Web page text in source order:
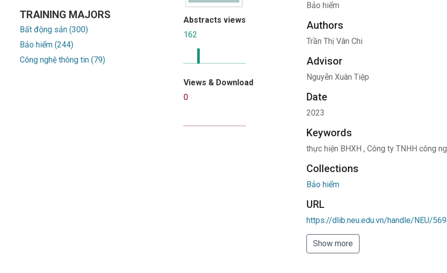
TRAINING MAJORS
Bất động sản (300)
Bảo hiểm (244)
Công nghệ thông tin (79)
Abstracts views
162
Views & Download
0
Bảo hiểm
Authors
Trần Thị Vân Chi
Advisor
Nguyễn Xuân Tiệp
Date
2023
Keywords
thực hiện BHXH , Công ty TNHH công
Collections
Bảo hiểm
URL
https://dlib.neu.edu.vn/handle/NEU/
Show more